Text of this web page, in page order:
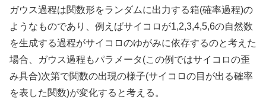
ガウス過程は関数形をランダムに出力する箱(確率過程)の
ようなものであり、例えばサイコロが1,2,3,4,5,6の自然数
を生成する過程がサイコロのゆがみに依存するのと考えた
場合、ガウス過程もパラメータ(この例ではサイコロの歪
み具合)次第で関数の出現の様子(サイコロの目が出る確率
を表した関数)が変化すると考える。